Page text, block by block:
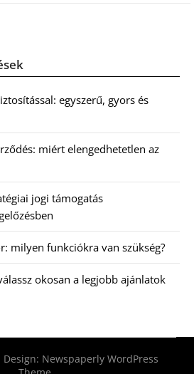
egyszerű, gyors és
miért elengedhetetlen az
jogi támogatás
milyen funkciókra van szükség?
okosan a legjobb ajánlatok
Design: Newspaperly WordPress